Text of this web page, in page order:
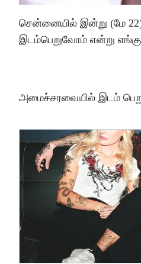
சென்னையில் இன்று (மே
இடம்பெறுவோம் என்று
அமைச்சரவையில் இடம்